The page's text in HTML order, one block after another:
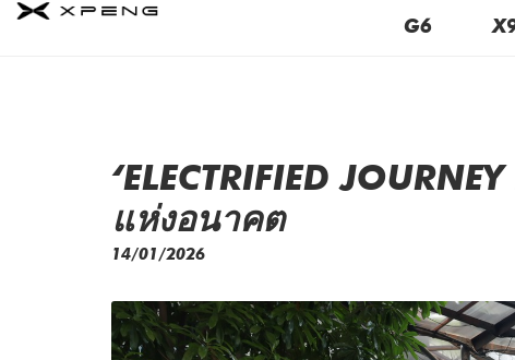
G6
‘ELECTRIFIED
แห่งอนาคต
14/01/2026